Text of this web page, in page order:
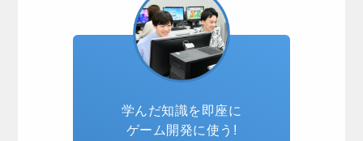
学んだ知識を即座に
ゲーム開発に使う!